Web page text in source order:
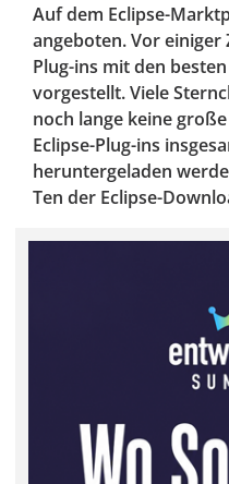
Auf dem Eclipse-
angeboten. Vor einiger
Plug-ins mit den
vorgestellt. Viele
noch lange keine
Eclipse-Plug-ins
heruntergeladen
Ten der Eclipse-